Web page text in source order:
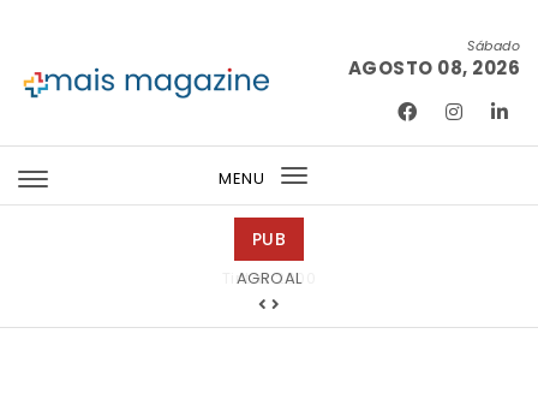
Sábado
AGOSTO 08, 2026
MENU
Toggle
PUB
Tintas 2000